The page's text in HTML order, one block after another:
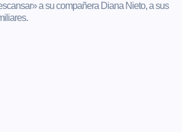
a su compañera Diana Nieto, a sus